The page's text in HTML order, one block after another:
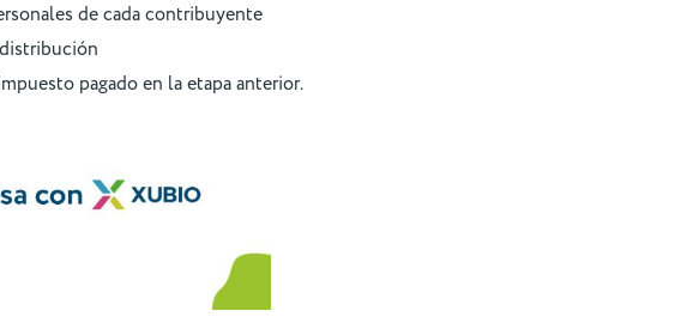
de cada contribuyente
pagado en la etapa anterior.